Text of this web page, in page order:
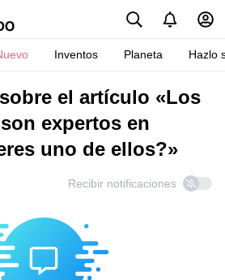
Inventos Planeta Hazlo
el artículo «Los
expertos en
uno de ellos?»
Recibir notificaciones